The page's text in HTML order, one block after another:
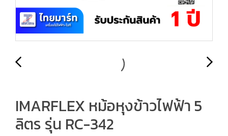
IMARFLEX หม้อหุงข้าวไฟฟ้า 5
ลิตร รุ่น RC-342